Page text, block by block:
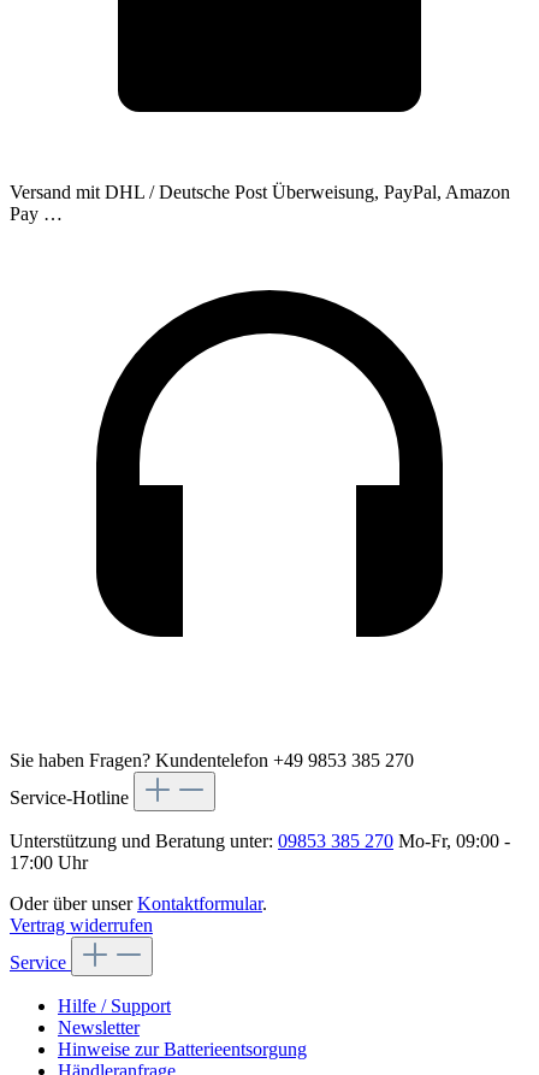
Versand mit DHL / Deutsche Post Überweisung, PayPal, Amazon
Pay …
Sie haben Fragen? Kundentelefon +49 9853 385 270
Service-Hotline
Unterstützung und Beratung unter: 09853 385 270 Mo-Fr, 09:00 -
17:00 Uhr
Oder über unserKontaktformular.
Vertrag widerrufen
Service
Hilfe / Support
Newsletter
Hinweise zur Batterieentsorgung